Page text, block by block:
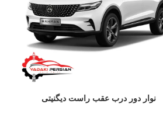
نوار دور درب عقب راست دیگنیتی